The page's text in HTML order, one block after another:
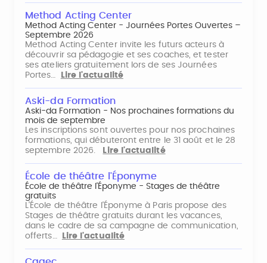
Method Acting Center
Method Acting Center - Journées Portes Ouvertes –
Septembre 2026
Method Acting Center invite les futurs acteurs à
découvrir sa pédagogie et ses coaches, et tester
ses ateliers gratuitement lors de ses Journées
Portes…
Lire l'actualité
Aski-da Formation
Aski-da Formation - Nos prochaines formations du
mois de septembre
Les inscriptions sont ouvertes pour nos prochaines
formations, qui débuteront entre le 31 août et le 28
septembre 2026.
Lire l'actualité
École de théâtre l'Éponyme
École de théâtre l'Éponyme - Stages de théâtre
gratuits
L'École de théâtre l'Éponyme à Paris propose des
Stages de théâtre gratuits durant les vacances,
dans le cadre de sa campagne de communication,
offerts…
Lire l'actualité